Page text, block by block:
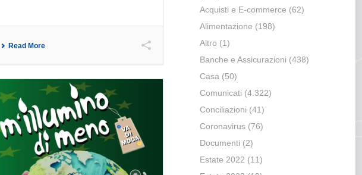
Read More
Acquisti e E-commerce (62)
Alimentazione (198)
Altro (1)
Banche e Assicurazioni (438)
Casa (50)
Comunicati (4.322)
Conciliazioni (41)
Coronavirus(76)
Documenti (2)
Estate 2022 (11)